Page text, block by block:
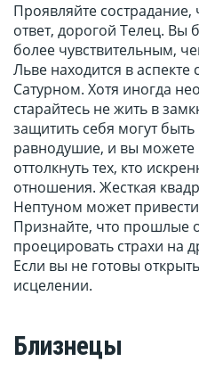
Проявляйте сострадание,
ответ, дорогой Телец. Вы
более чувствительным,
Льве находится в
Сатурном. Хотя иногда
старайтесь не жить в
защитить себя могут
равнодушие, и вы
оттолкнуть тех, кто
отношения. Жесткая
Нептуном может
Признайте, что прошлые
проецировать страхи на
Если вы не готовы
исцелении.
Близнецы